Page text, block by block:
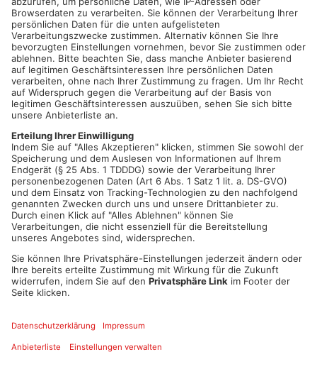
HANAU.Ein Hanauer soll zwei Personen heftig geschlagen
und seine damalige Freundin vergewaltigt haben. Dafür muss
er sich ab heute vor dem Landgericht verantworten. Laut
Anklage hat der Mann seine Exfreundin zunächst bedroht und
sie dann im Kofferraum ihres Autos vergewaltigt – dadurch sei
die Frau schwanger geworden. Der Angeklagte hätte sie dann
zu einem Schwangerschaftsabbruch genötigt.
Außerdem soll er in Hanau betrunken auf einen Mann
eingeprügelt und ihm mit dem Tod gedroht haben. Auf ein
weiteres Zufallsopfer sei er massiv mit einem Schlagstock
losgegangen. Aktuell sitzt der Angeklagte in
Untersuchungshaft.
Artikel teilen
ANZEIGE